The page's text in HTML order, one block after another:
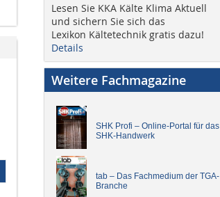
Lesen Sie KKA Kälte Klima Aktuell
und sichern Sie sich das
Lexikon Kältetechnik gratis dazu!
Details
Weitere Fachmagazine
SHK Profi – Online-Portal für das
SHK-Handwerk
tab – Das Fachmedium der TGA-
Branche